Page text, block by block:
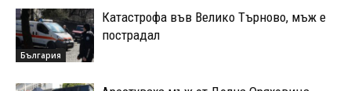
България
Катастрофа във Велико Търново, мъж е
пострадал